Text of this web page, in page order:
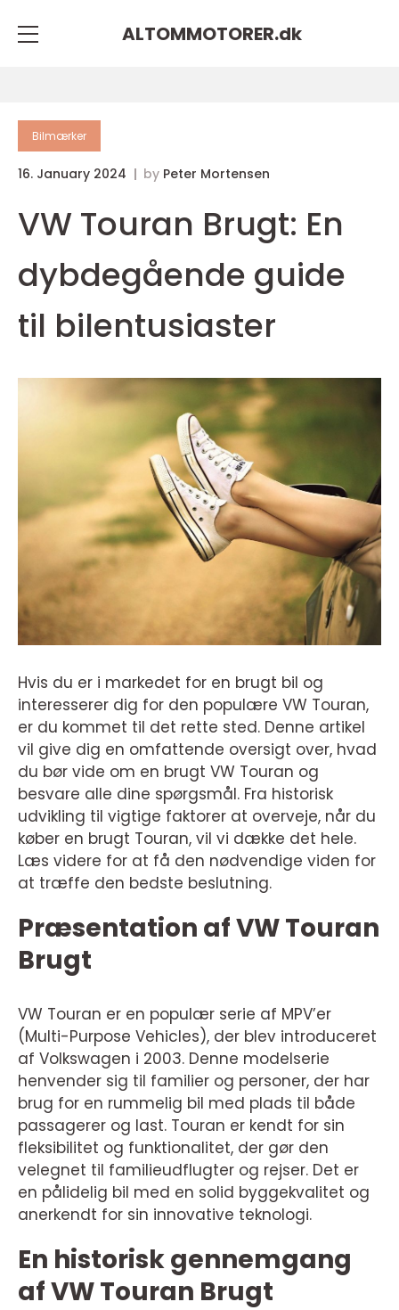
ALTOMMOTORER.dk
Bilmærker
16. January 2024 by Peter Mortensen
VW Touran Brugt: En
dybdegående guide
til bilentusiaster
Hvis du er i markedet for en brugt bil og
interesserer dig for den populære VW Touran,
er du kommet til det rette sted. Denne artikel
vil give dig en omfattende oversigt over, hvad
du bør vide om en brugt VW Touran og
besvare alle dine spørgsmål. Fra historisk
udvikling til vigtige faktorer at overveje, når du
køber en brugt Touran, vil vi dække det hele.
Læs videre for at få den nødvendige viden for
at træffe den bedste beslutning.
Præsentation af VW Touran
Brugt
VW Touran er en populær serie af MPV’er
(Multi-Purpose Vehicles), der blev introduceret
af Volkswagen i 2003. Denne modelserie
henvender sig til familier og personer, der har
brug for en rummelig bil med plads til både
passagerer og last. Touran er kendt for sin
fleksibilitet og funktionalitet, der gør den
velegnet til familieudflugter og rejser. Det er
en pålidelig bil med en solid byggekvalitet og
anerkendt for sin innovative teknologi.
En historisk gennemgang
af VW Touran Brugt